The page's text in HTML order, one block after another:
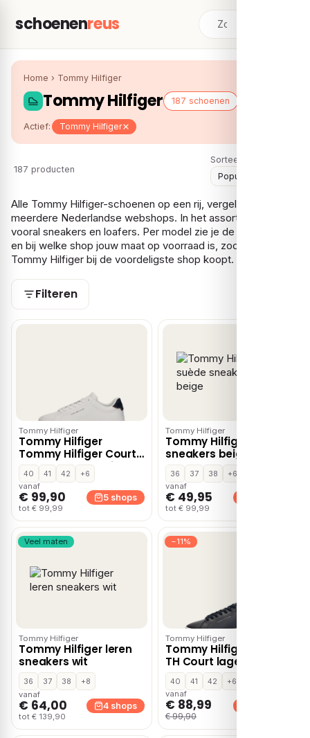
schoenenreus
Home › Tommy Hilfiger
Tommy Hilfiger 187 schoenen
Actief: Tommy Hilfiger
187 producten
Sorteer:
Alle Tommy Hilfiger-schoenen op een rij, vergeleken over
meerdere Nederlandse webshops. In het assortiment vind je
vooral sneakers en loafers. Per model zie je de laagste prijs
en bij welke shop jouw maat op voorraad is, zodat je je
Tommy Hilfiger bij de voordeligste shop koopt.
Filteren
Tommy Hilfiger
Tommy Hilfiger
Tommy Hilfiger Court
Core Sneakers wit Leer
40 41 42
+6
vanaf
€ 99,90
tot € 99,99
5 shops
Tommy Hilfiger
Tommy Hilfiger suède
sneakers beige
36 37 38
+6
vanaf
€ 49,95
tot € 99,99
Veel maten
Tommy Hilfiger
Tommy Hilfiger leren
sneakers wit
36 37 38
+8
vanaf
€ 64,00
tot € 139,90
4 shops
−11%
Tommy Hilfiger
Tommy Hilfiger Sport
TH Court lage
sneakers – Blauw
40 41 42
+6
vanaf
€ 88,99
€ 99,90